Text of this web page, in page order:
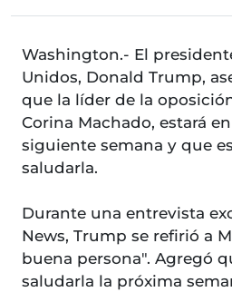
Washington.- El
Unidos, Donald Trump,
que la líder de la
Corina Machado, estará
siguiente semana y que
saludarla.
Durante una entrevista
News, Trump se refirió a
buena persona". Agregó
saludarla la próxima